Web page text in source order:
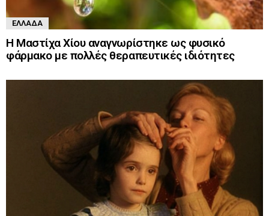
ΕΛΛΆΔΑ
Η Μαστίχα Χίου αναγνωρίστηκε ως φυσικό
φάρμακο με πολλές θεραπευτικές ιδιότητες